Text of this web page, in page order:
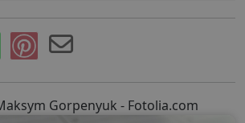
Gorpenyuk - Fotolia.com